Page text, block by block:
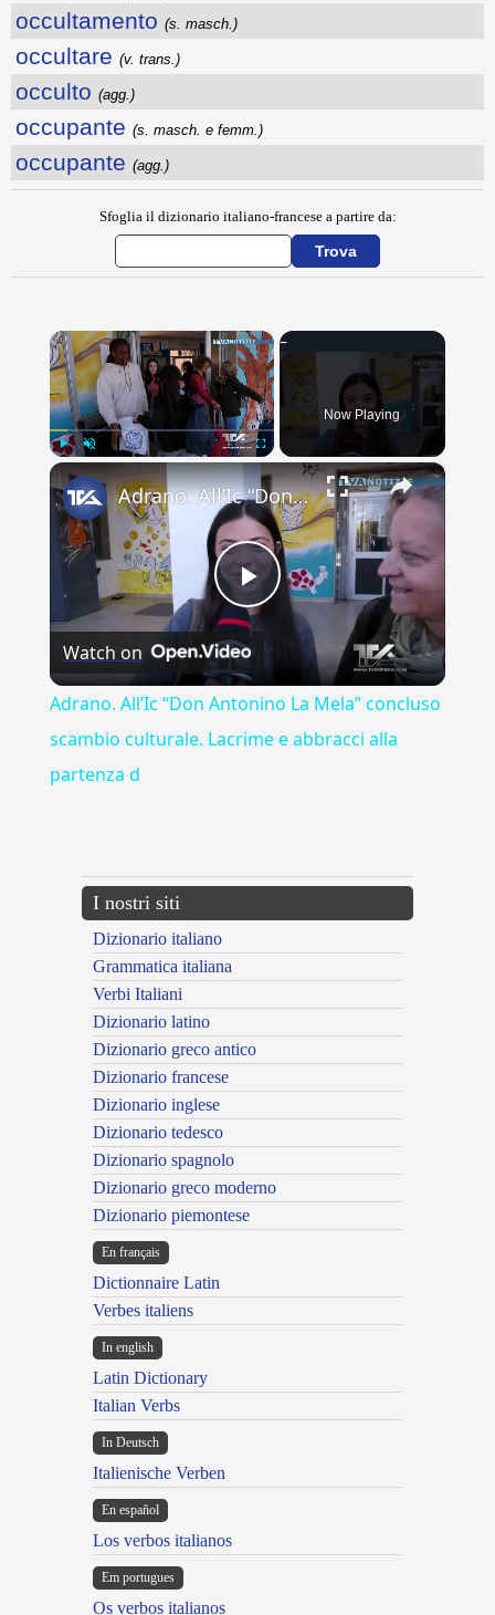
occultamento (s. masch.)
occultare (v. trans.)
occulto (agg.)
occupante (s. masch. e femm.)
occupante (agg.)
Sfoglia il dizionario italiano-francese a partire da:
×
Now Playing
×
Play
Video
Adrano. All’Ic “Don Antonino La Mela” concluso scambio culturale. Lacrime e abbracci alla partenza d
Watch on
Adrano. All’Ic “Don Antonino La Mela” concluso
scambio culturale. Lacrime e abbracci alla
partenza d
I nostri siti
Dizionario italiano
Grammatica italiana
Verbi Italiani
Dizionario latino
Dizionario greco antico
Dizionario francese
Dizionario inglese
Dizionario tedesco
Dizionario spagnolo
Dizionario greco moderno
Dizionario piemontese
En français
Dictionnaire Latin
Verbes italiens
In english
Latin Dictionary
Italian Verbs
In Deutsch
Italienische Verben
En español
Los verbos italianos
Em portugues
Os verbos italianos